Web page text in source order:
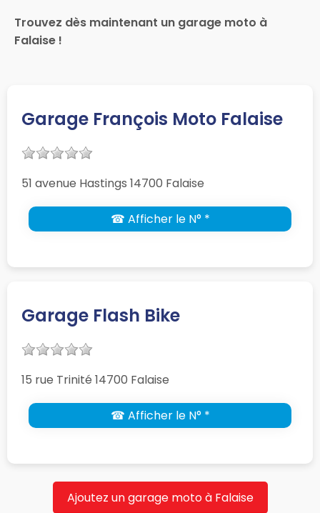
Trouvez dès maintenant un garage moto à
Falaise !
Garage François Moto Falaise
51 avenue Hastings 14700 Falaise
☎ Afficher le N° *
Garage Flash Bike
15 rue Trinité 14700 Falaise
☎ Afficher le N° *
Ajoutez un garage moto à Falaise